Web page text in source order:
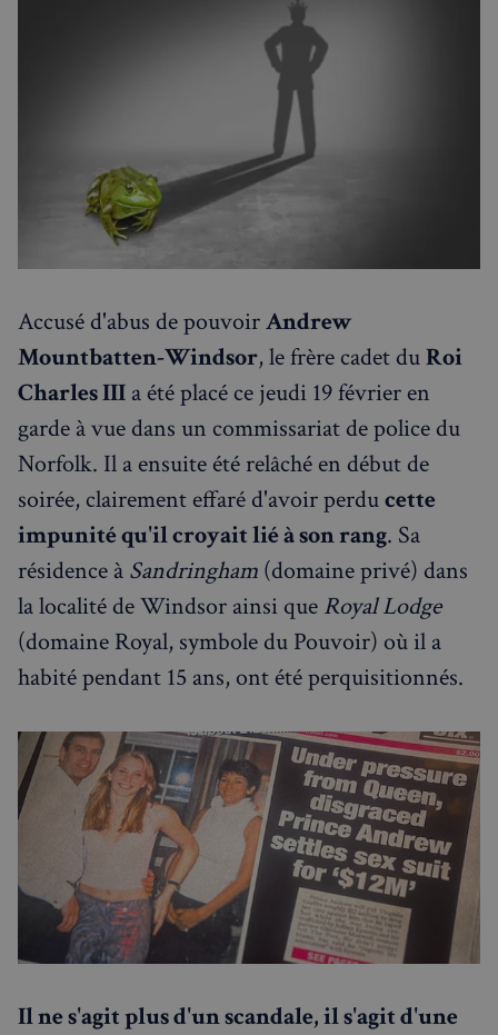
Recherche ✨Chatbot IA
Rechercher dans Français à Londres - Magazine
Annuaire des professionnels
Visites guidées
Événements à venir
Accusé d'abus de pouvoirAndrew
Mountbatten-Windsor, le frère cadet duRoi
Charles III a été placé ce jeudi 19 février en
garde à vue dans un commissariat de police du
Norfolk. Il a ensuite été relâché en début de
soirée, clairement effaré d'avoir perducette
impunité qu'il croyait lié à son rang. Sa
résidence à Sandringham (domaine privé) dans
la localité de Windsor ainsi que Royal Lodge
(domaine Royal, symbole du Pouvoir) où il a
habité pendant 15 ans, ont été perquisitionnés.
Il ne s'agit plus d'un scandale, il s'agit d'une